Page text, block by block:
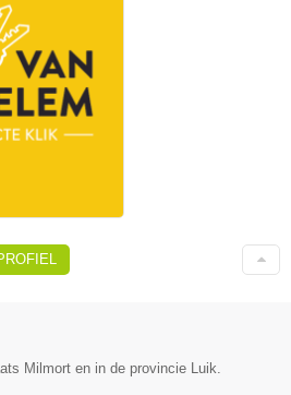
Milmort en in de provincie Luik.